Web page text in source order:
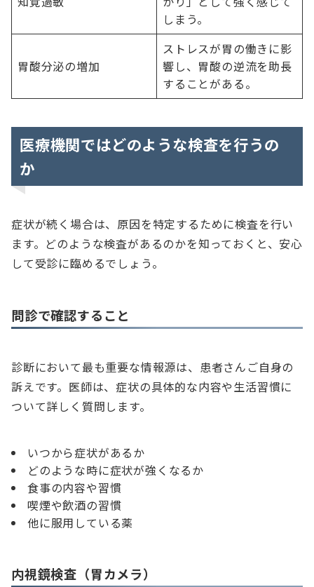
しまう。
胃酸分泌の増加
ストレスが胃の働きに影
響し、胃酸の逆流を助長
することがある。
医療機関ではどのような検査を行うの
か
症状が続く場合は、原因を特定するために検査を行い
ます。どのような検査があるのかを知っておくと、安心
して受診に臨めるでしょう。
問診で確認すること
診断において最も重要な情報源は、患者さんご自身の
訴えです。医師は、症状の具体的な内容や生活習慣に
ついて詳しく質問します。
いつから症状があるか
どのような時に症状が強くなるか
食事の内容や習慣
喫煙や飲酒の習慣
他に服用している薬
内視鏡検査（胃カメラ）